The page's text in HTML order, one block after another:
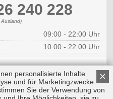
240 228
Ausland)
09:00 - 22:00 Uhr
10:00 - 22:00 Uhr
×
personalisierte Inhalte
und für Marketingzwecke.
Sie der Verwendung von